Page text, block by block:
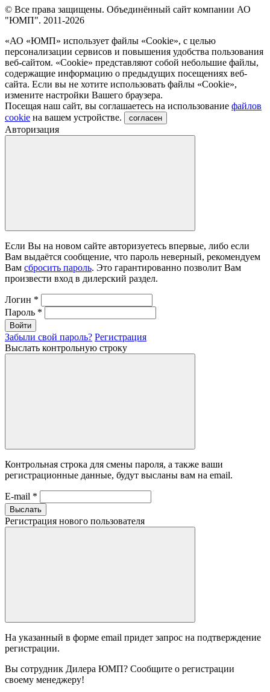
© Все права защищены. Объединённый сайт компании АО
"ЮМП". 2011-2026
«АО «ЮМП» использует файлы «Сookie», с целью
персонализации сервисов и повышения удобства пользования
веб-сайтом. «Cookie» представляют собой небольшие файлы,
содержащие информацию о предыдущих посещениях веб-
сайта. Если вы не хотите использовать файлы «Сookie»,
измените настройки Вашего браузера.
Посещая наш сайт, вы соглашаетесь на использование файлов
cookie на вашем устройстве. согласен
Авторизация
Если Вы на новом сайте авторизуетесь впервые, либо если
Вам выдаётся сообщение, что пароль неверный, рекомендуем
Вам сбросить пароль. Это гарантированно позволит Вам
произвести вход в дилерский раздел.
Логин *
Пароль *
Войти
Забыли свой пароль? Регистрация
Выслать контрольную строку
Контрольная строка для смены пароля, а также ваши
регистрационные данные, будут высланы вам на email.
E-mail *
Выслать
Регистрация нового пользователя
На указанный в форме email придет запрос на подтверждение
регистрации.
Вы сотрудник Дилера ЮМП? Сообщите о регистрации
своему менеджеру!